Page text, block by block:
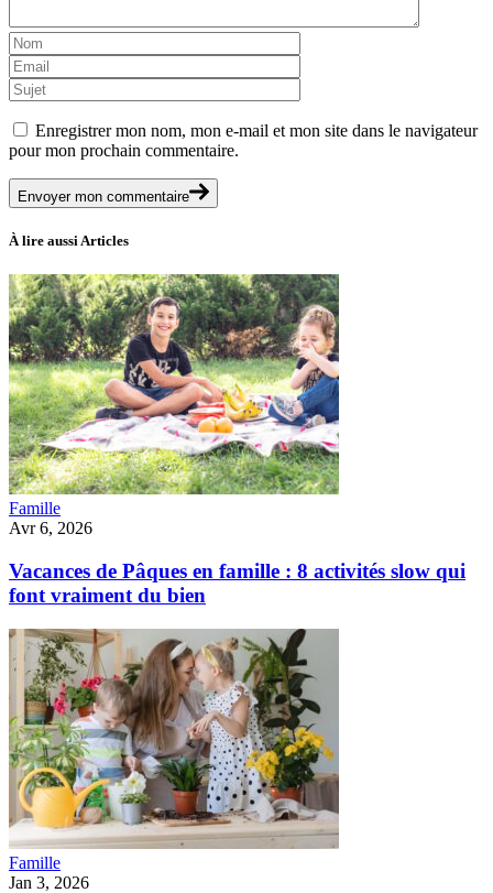
Enregistrer mon nom, mon e-mail et mon site dans le navigateur
pour mon prochain commentaire.
Envoyer mon commentaire
À lire aussi Articles
Famille
Avr 6, 2026
Vacances de Pâques en famille : 8 activités slow qui
font vraiment du bien
Famille
Jan 3, 2026